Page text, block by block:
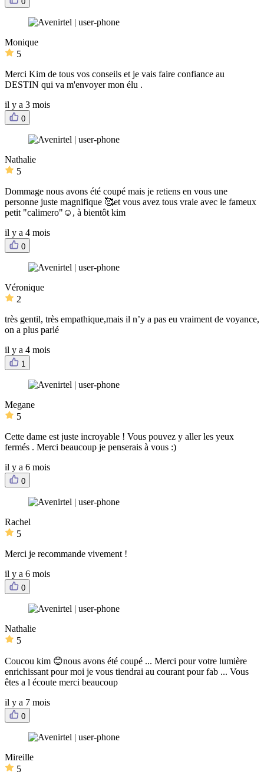
Monique
5
Merci Kim de tous vos conseils et je vais faire confiance au
DESTIN qui va m'envoyer mon élu .
il y a 3 mois
0
Nathalie
5
Dommage nous avons été coupé mais je retiens en vous une
personne juste magnifique 🥰et vous avez tous vraie avec le fameux
petit "calimero"☺️, à bientôt kim
il y a 4 mois
0
Véronique
2
très gentil, très empathique,mais il n’y a pas eu vraiment de voyance,
on a plus parlé
il y a 4 mois
1
Megane
5
Cette dame est juste incroyable ! Vous pouvez y aller les yeux
fermés . Merci beaucoup je penserais à vous :)
il y a 6 mois
0
Rachel
5
Merci je recommande vivement !
il y a 6 mois
0
Nathalie
5
Coucou kim 😊nous avons été coupé ... Merci pour votre lumière
enrichissant pour moi je vous tiendrai au courant pour fab ... Vous
êtes a l écoute merci beaucoup
il y a 7 mois
0
Mireille
5